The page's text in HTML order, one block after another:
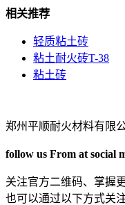
相关推荐
轻质粘土砖
粘土耐火砖T-38
粘土砖
郑州平顺耐火材料有限
follow us From at social
关注官方二维码、掌握
也可以通过以下方式关